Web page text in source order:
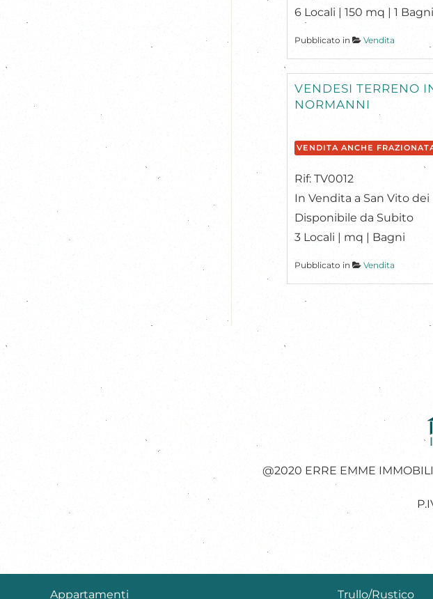
6 Locali | 150 mq | 1 Bagni
Pubblicato in Vendita
VENDESI TERRENO
NORMANNI
VENDITA ANCHE
Rif: TV0012
In Vendita a San Vito
Disponibile da Subito
3 Locali | mq | Bagni
Pubblicato in Vendita
@2020 ERRE EMME
Appartamenti Trullo/Rustico